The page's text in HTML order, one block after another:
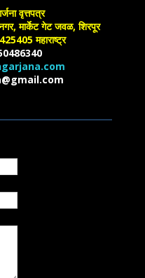
वृत्तपत्र
मार्केट गेट जवळ, शिरपूर
महाराष्ट्र